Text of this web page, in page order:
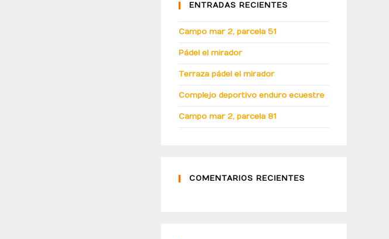
ENTRADAS RECIENTES
Campo mar 2, parcela 51
Pádel el mirador
Terraza pádel el mirador
Complejo deportivo enduro ecuestre
Campo mar 2, parcela 81
COMENTARIOS RECIENTES